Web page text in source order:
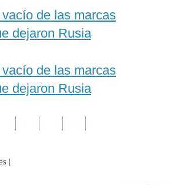
de las marcas
dejaron Rusia
de las marcas
dejaron Rusia
|